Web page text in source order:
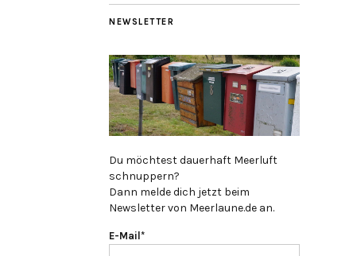
NEWSLETTER
Du möchtest dauerhaft Meerluft
schnuppern?
Dann melde dich jetzt beim
Newsletter von Meerlaune.de an.
E-Mail*